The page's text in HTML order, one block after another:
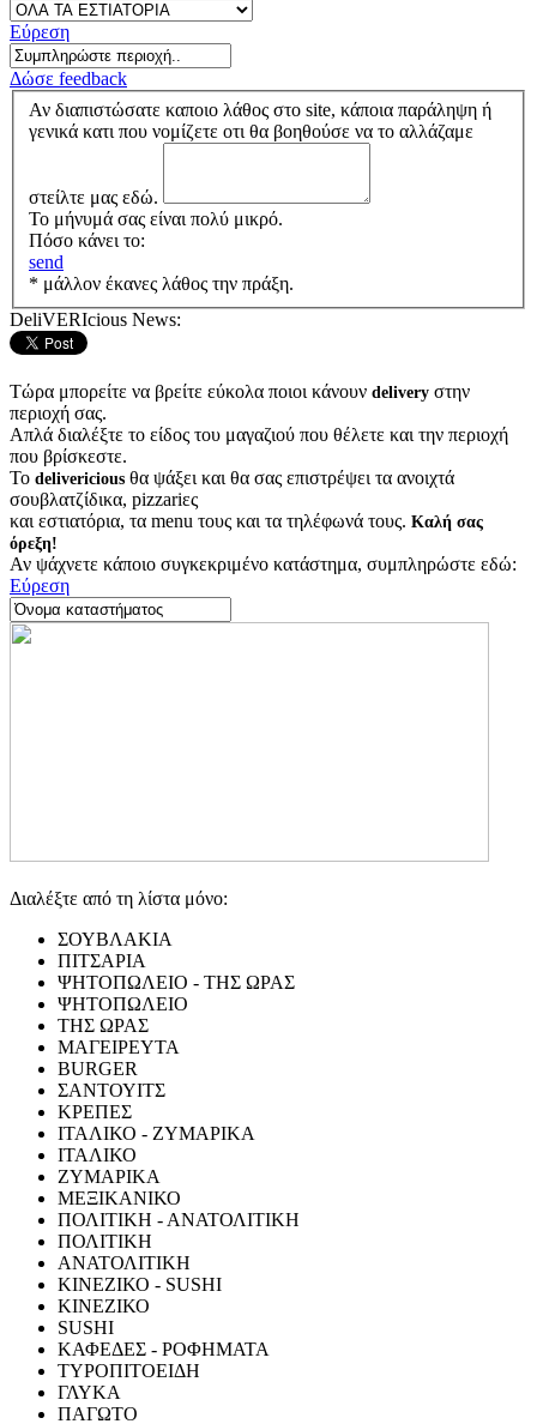
Εύρεση
Δώσε feedback
Αν διαπιστώσατε καποιο λάθος στο site, κάποια παράληψη ή
γενικά κατι που νομίζετε οτι θα βοηθούσε να το αλλάζαμε
στείλτε μας εδώ.
Το μήνυμά σας είναι πολύ μικρό.
Πόσο κάνει το:
send
* μάλλον έκανες λάθος την πράξη.
DeliVERIcious News:
Τώρα μπορείτε να βρείτε εύκολα ποιοι κάνουν delivery στην
περιοχή σας.
Απλά διαλέξτε το είδος του μαγαζιού που θέλετε και την περιοχή
που βρίσκεστε.
Το delivericious θα ψάξει και θα σας επιστρέψει τα ανοιχτά
σουβλατζίδικα, pizzariες
και εστιατόρια, τα menu τους και τα τηλέφωνά τους. Καλή σας
όρεξη!
Αν ψάχνετε κάποιο συγκεκριμένο κατάστημα, συμπληρώστε εδώ:
Εύρεση
Διαλέξτε από τη λίστα μόνο:
ΣΟΥΒΛΑΚΙΑ
ΠΙΤΣΑΡΙΑ
ΨΗΤΟΠΩΛΕΙΟ - ΤΗΣ ΩΡΑΣ
ΨΗΤΟΠΩΛΕΙΟ
ΤΗΣ ΩΡΑΣ
ΜΑΓΕΙΡΕΥΤΑ
BURGER
ΣΑΝΤΟΥΙΤΣ
ΚΡΕΠΕΣ
ΙΤΑΛΙΚΟ - ΖΥΜΑΡΙΚΑ
ΙΤΑΛΙΚΟ
ΖΥΜΑΡΙΚΑ
ΜΕΞΙΚΑΝΙΚΟ
ΠΟΛΙΤΙΚΗ - ΑΝΑΤΟΛΙΤΙΚΗ
ΠΟΛΙΤΙΚΗ
ΑΝΑΤΟΛΙΤΙΚΗ
ΚΙΝΕΖΙΚΟ - SUSHI
ΚΙΝΕΖΙΚΟ
SUSHI
ΚΑΦΕΔΕΣ - ΡΟΦΗΜΑΤΑ
ΤΥΡΟΠΙΤΟΕΙΔΗ
ΓΛΥΚΑ
ΠΑΓΩΤΟ